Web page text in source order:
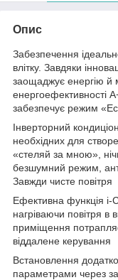
Опис
Забезпечення
влітку. Завдяки
заощаджує енергію й
енергоефективності
забезпечує режим
Інверторний
необхідних для
«стеляй за мною»,
безшумний режим,
Завжди чисте повітря
Ефективна функція i-
нагріваючи повітря
приміщення потрапляє
віддалене керування
Встановлення
параметрами через